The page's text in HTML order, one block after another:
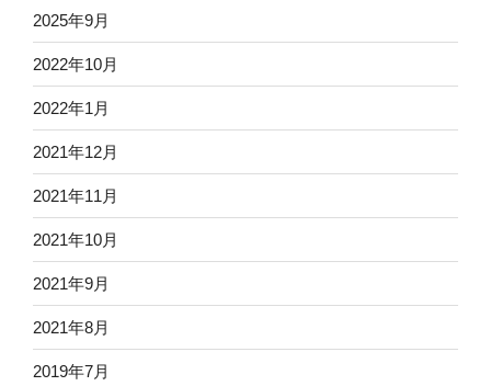
2025年9月
2022年10月
2022年1月
2021年12月
2021年11月
2021年10月
2021年9月
2021年8月
2019年7月